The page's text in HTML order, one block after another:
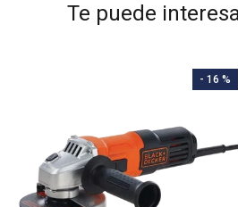
Te puede
- 16 %